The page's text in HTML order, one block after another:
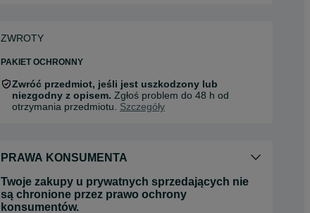
ZWROTY
PAKIET OCHRONNY
Zwróć przedmiot, jeśli jest uszkodzony lub
niezgodny z opisem. Zgłoś problem do 48 h od
otrzymania przedmiotu. Szczegóły
PRAWA KONSUMENTA
Twoje zakupy u prywatnych sprzedających nie
są chronione przez prawo ochrony
konsumentów.